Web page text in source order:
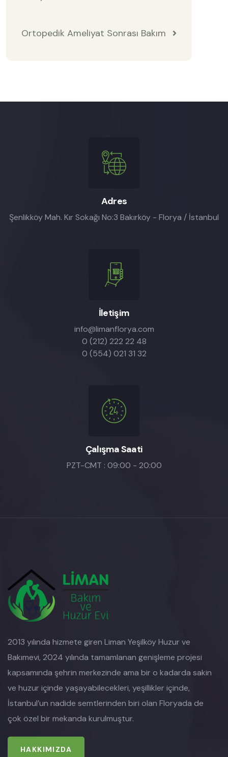
Ortopedik Ameliyat Sonrası Bakım
Adres
Şenlikköy Mah. Kır Sokağı No:3 Bakırköy - Florya / İstanbul
İletişim
info@limanflorya.com
0 (212) 222 22 48
0 (554) 021 31 32
Çalışma Saati
PZT-CMT : 09:00 - 20:00
2013 yılında hizmete giren Liman Yeşilköy Huzur ve
Bakımevi, 2024 yılında tamamlanan genişleme projesi
kapsamında şehrin merkezinde ama bir o kadarda sakin
ve huzur içinde yaşayabilecekleri, yeşillikler içinde,
İstanbul’un nadide semtlerinden biri olan Floryada de
çok özel bir mekanda kurulmuştur.
HAKKIMIZDA